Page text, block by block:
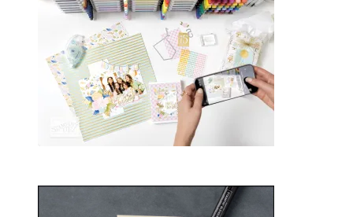
21. Januar 2025
Sale-a-bration 2025